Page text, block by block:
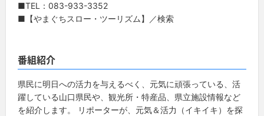
■TEL：083-933-3352
■【やまぐちスロー・ツーリズム】／検索
番組紹介
県民に明日への活力を与えるべく、元気に頑張っている、活
躍している山口県民や、観光所・特産品、県立施設情報など
を紹介します。 リポーターが、元気＆活力（イキイキ）を探